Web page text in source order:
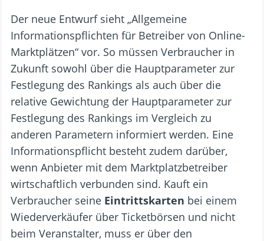
Der neue Entwurf sieht „Allgemeine
Informationspflichten für Betreiber von Online-
Marktplätzen“ vor. So müssen Verbraucher in
Zukunft sowohl über die Hauptparameter zur
Festlegung des Rankings als auch über die
relative Gewichtung der Hauptparameter zur
Festlegung des Rankings im Vergleich zu
anderen Parametern informiert werden. Eine
Informationspflicht besteht zudem darüber,
wenn Anbieter mit dem Marktplatzbetreiber
wirtschaftlich verbunden sind. Kauft ein
Verbraucher seine Eintrittskarten bei einem
Wiederverkäufer über Ticketbörsen und nicht
beim Veranstalter, muss er über den